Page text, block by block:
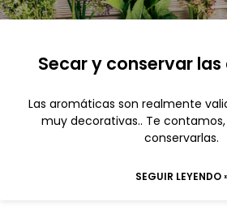
Secar y conservar
Las aromáticas son realmente
muy decorativas.. Te
conservarlas.
SEGUIR LEYENDO